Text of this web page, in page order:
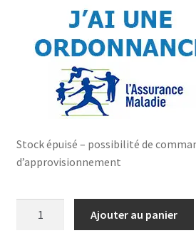
Stock épuisé – possibilité de
d’approvisionnement
Ajouter au panier